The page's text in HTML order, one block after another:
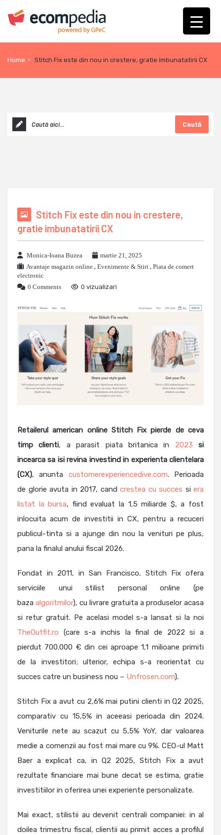
Home - Stitch Fix este din nou in crestere, gratie imbunatatirii CX
Caută
Stitch Fix este din nou in crestere,
gratie imbunatatirii CX
Monica-Ioana Buzea
martie 21, 2025
Avantaje magazin online , Evenimente & Stiri , Piata de comert
electronic
0 Comments
0 vizualizari
Retailerul american online Stitch Fix pierde de ceva
timp clienti, a parasit piata britanica in 2023
si
incearca sa isi revina investind in experienta clientelara
(CX), anunta customerexperiencedive.com. Perioada
de glorie avuta in 2017, cand crestea cu succes si era
listat la bursa, fiind evaluat la 1,5 miliarde $, a fost
inlocuita acum de investitii in CX, pentru a recuceri
publicul-tinta si a ajunge din nou la venituri pe plus,
pana la finalul anului fiscal 2026.
Fondat in 2011, in San Francisco, Stitch Fix ofera
serviciile unui stilist personal online (pe
baza algoritmilor), cu livrare gratuita a produselor acasa
si retur gratuit. Pe acelasi model s-a lansat si la noi
TheOutfit.ro (care s-a inchis la final de 2022 si a
pierdut 700.000 € din cei aproape 1,1 milioane primiti
de la investitori; ulterior, echipa s-a reorientat cu
succes catre un business nou – Unfrosen.com).
Stitch Fix a avut cu 2,6% mai putini clienti in Q2 2025,
comparativ cu 15,5% in aceeasi perioada din 2024.
Veniturile nete au scazut cu 5,5% YoY, dar valoarea
medie a comenzii au fost mai mare cu 9%. CEO-ul Matt
Baer a explicat ca, in Q2 2025, Stitch Fix a avut
rezultate financiare mai bune decat se estima, gratie
investitiilor in oferirea unei experiente personalizate.
Mai exact, stilistii au devenit centrali companiei: in al
doilea trimestru fiscal, clientii au primit acces a profilul